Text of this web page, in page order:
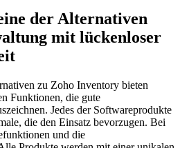
der Alternativen
mit lückenloser
zu Zoho Inventory bieten
Funktionen, die gute
Jedes der Softwareprodukte
die den Einsatz bevorzugen. Bei
und die